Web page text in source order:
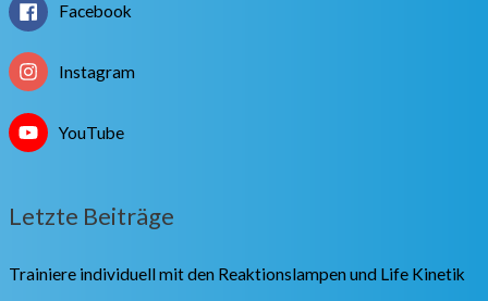
Facebook
Instagram
YouTube
Letzte Beiträge
Trainiere individuell mit den Reaktionslampen und Life Kinetik